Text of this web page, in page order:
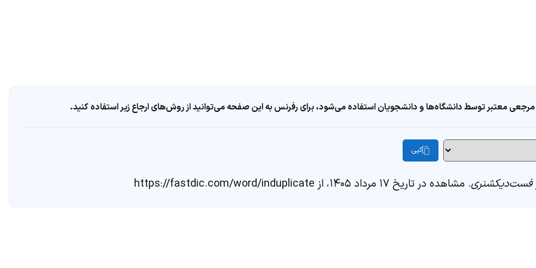
معتبر توسط دانشگاه‌ها و دانشجویان استفاده می‌شود، برای رفرنس به این صفحه می‌توانید از روش‌های ارجاع زیر استفاده کنید.
کپی
فست‌دیکشنری. مشاهده در تاریخ ۱۷ مرداد ۱۴۰۵، از https://fastdic.com/word/induplicate